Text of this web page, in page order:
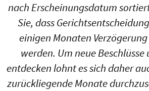
nach Erscheinungsdatum
Sie, dass
einigen Monaten
werden. Um neue
entdecken lohnt es sich daher
zurückliegende Monate